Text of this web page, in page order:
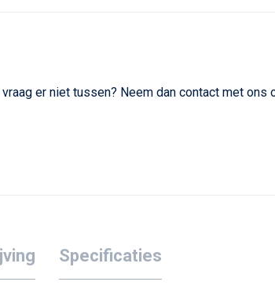
er niet tussen? Neem dan contact met ons
Specificaties